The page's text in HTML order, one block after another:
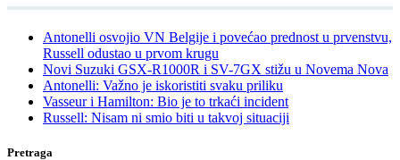
Antonelli osvojio VN Belgije i povećao prednost u prvenstvu,
Russell odustao u prvom krugu
Novi Suzuki GSX-R1000R i SV-7GX stižu u Novema Nova
Antonelli: Važno je iskoristiti svaku priliku
Vasseur i Hamilton: Bio je to trkaći incident
Russell: Nisam ni smio biti u takvoj situaciji
Pretraga